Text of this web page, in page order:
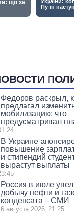
Федоров раскрыл,
предлагал
мобилизацию: что
предусматривал
В Украине
повышение
и стипендий
вырастут выплаты
Россия в июле
добычу нефти и
конденсата – СМИ
6 августа 2026, 21:25